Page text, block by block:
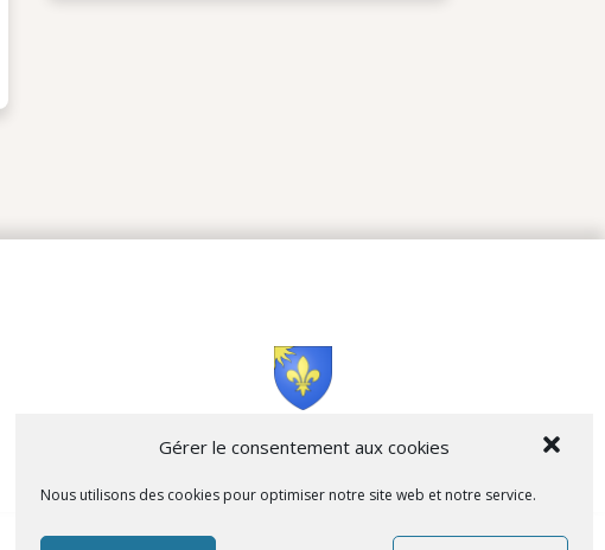
Gérer le consentement aux cookies
Nous utilisons des cookies pour optimiser notre site web et notre service.
Cità di L’Isula